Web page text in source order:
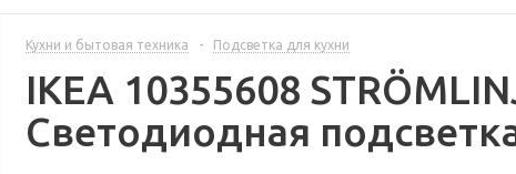
Кухни и бытовая техника - Подсветка для кухни
IKEA 10355608
Светодиодная